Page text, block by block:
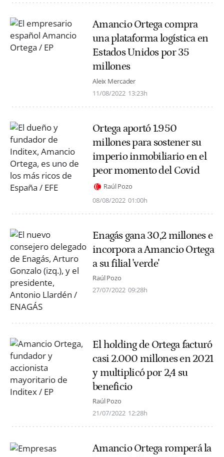
Amancio Ortega compra
una plataforma logística en
Estados Unidos por 35
millones
Aleix Mercader
11/08/2022 13:23h
Ortega aportó 1.950
millones para sostener su
imperio inmobiliario en el
peor momento del Covid
Raúl Pozo
08/08/2022 01:00h
Enagás gana 30,2 millones e
incorpora a Amancio Ortega
a su filial 'verde'
Raúl Pozo
27/07/2022 09:28h
El holding de Ortega facturó
casi 2.000 millones en 2021
y multiplicó por 2,4 su
beneficio
Raúl Pozo
21/07/2022 12:28h
Amancio Ortega romperá la